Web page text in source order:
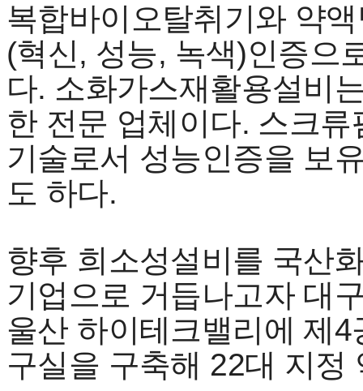
복합바이오탈취기와 약
(혁신, 성능, 녹색)인증으
다. 소화가스재활용설비
한 전문 업체이다. 스크
기술로서 성능인증을 보
도 하다.
향후 희소성설비를 국산
기업으로 거듭나고자 대
울산 하이테크밸리에 제
구실을 구축해 22대 지정